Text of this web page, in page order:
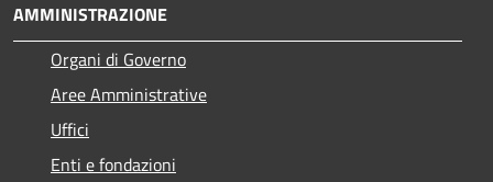
AMMINISTRAZIONE
Organi di Governo
Aree Amministrative
Uffici
Enti e fondazioni